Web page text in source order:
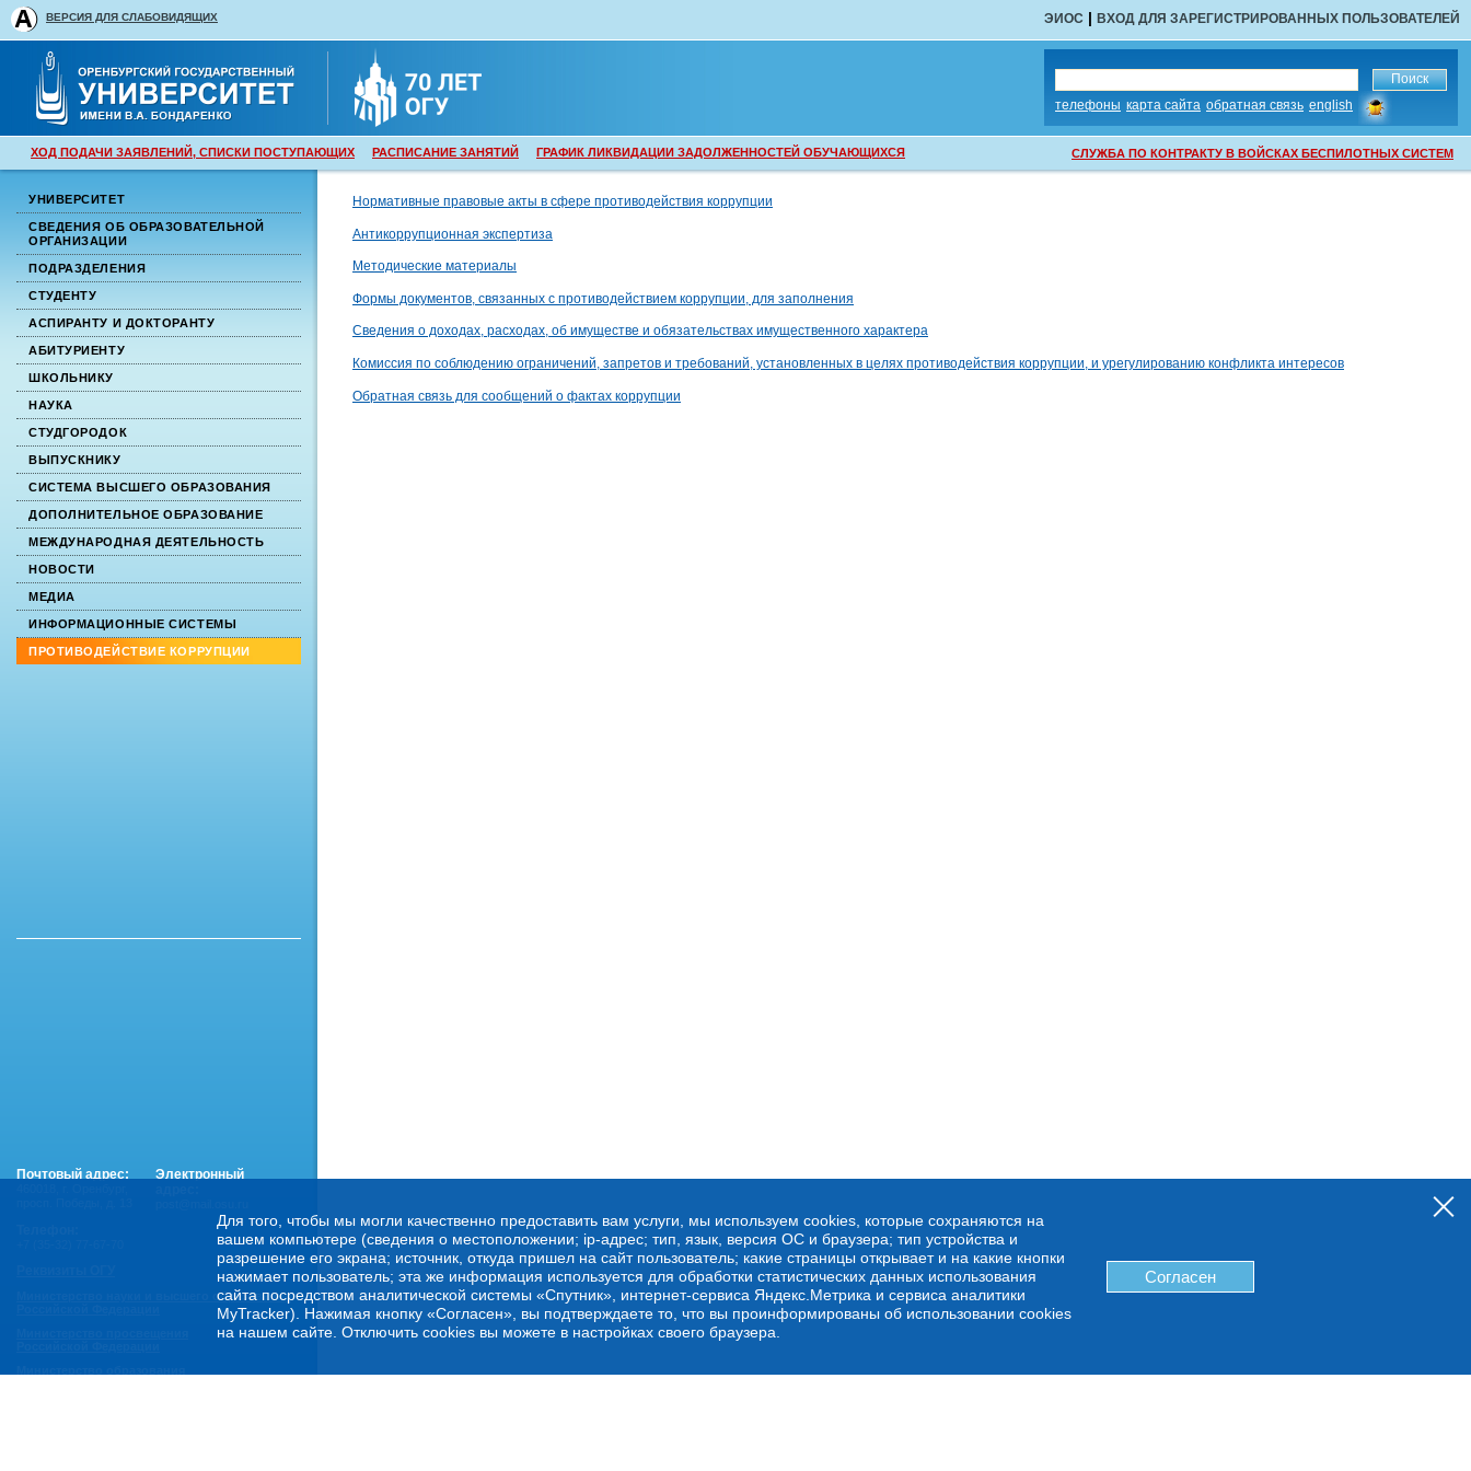
ЭИОС | ВХОД ДЛЯ ЗАРЕГИСТРИРОВАННЫХ ПОЛЬЗОВАТЕЛЕЙ
ВЕРСИЯ ДЛЯ СЛАБОВИДЯЩИХ
телефоны карта сайта обратная связь english
сообщить
об
ошибке
СЛУЖБА ПО КОНТРАКТУ В ВОЙСКАХ БЕСПИЛОТНЫХ СИСТЕМ
ХОД ПОДАЧИ ЗАЯВЛЕНИЙ, СПИСКИ ПОСТУПАЮЩИХ РАСПИСАНИЕ ЗАНЯТИЙ ГРАФИК ЛИКВИДАЦИИ ЗАДОЛЖЕННОСТЕЙ ОБУЧАЮЩИХСЯ
УНИВЕРСИТЕТ
СВЕДЕНИЯ ОБ ОБРАЗОВАТЕЛЬНОЙ
ОРГАНИЗАЦИИ
ПОДРАЗДЕЛЕНИЯ
СТУДЕНТУ
АСПИРАНТУ И ДОКТОРАНТУ
АБИТУРИЕНТУ
ШКОЛЬНИКУ
НАУКА
СТУДГОРОДОК
ВЫПУСКНИКУ
СИСТЕМА ВЫСШЕГО ОБРАЗОВАНИЯ
ДОПОЛНИТЕЛЬНОЕ ОБРАЗОВАНИЕ
МЕЖДУНАРОДНАЯ ДЕЯТЕЛЬНОСТЬ
НОВОСТИ
МЕДИА
ИНФОРМАЦИОННЫЕ СИСТЕМЫ
ПРОТИВОДЕЙСТВИЕ КОРРУПЦИИ
Нормативные правовые акты в сфере противодействия коррупции
Антикоррупционная экспертиза
Методические материалы
Формы документов, связанных с противодействием коррупции, для заполнения
Сведения о доходах, расходах, об имуществе и обязательствах имущественного характера
Комиссия по соблюдению ограничений, запретов и требований, установленных в целях противодействия коррупции, и урегулированию конфликта интересов
Обратная связь для сообщений о фактах коррупции
Для того, чтобы мы могли качественно предоставить вам услуги, мы используем cookies, которые сохраняются на
вашем компьютере (сведения о местоположении; ip-адрес; тип, язык, версия ОС и браузера; тип устройства и
разрешение его экрана; источник, откуда пришел на сайт пользователь; какие страницы открывает и на какие кнопки
нажимает пользователь; эта же информация используется для обработки статистических данных использования
сайта посредством аналитической системы «Спутник», интернет-сервиса Яндекс.Метрика и сервиса аналитики
MyTracker). Нажимая кнопку «Согласен», вы подтверждаете то, что вы проинформированы об использовании cookies
на нашем сайте. Отключить cookies вы можете в настройках своего браузера.
Согласен
Почтовый адрес:
Электронный
Министерство науки и высшего образования